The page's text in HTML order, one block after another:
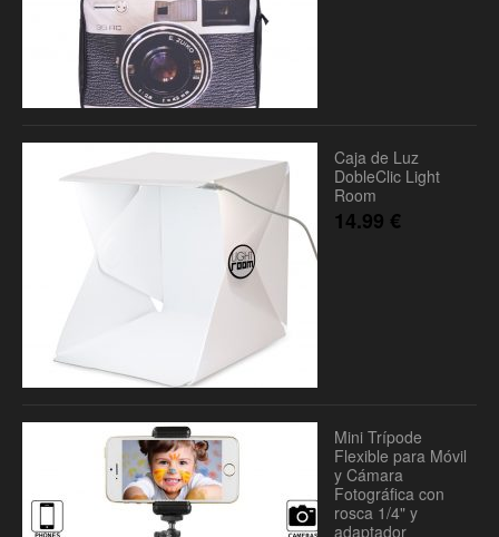
Caja de Luz
DobleClic Light
Room
14.99 €
Mini Trípode
Flexible para Móvil
y Cámara
Fotográfica con
rosca 1/4" y
adaptador